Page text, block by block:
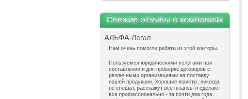
Свежие отзывы о компаниях
АЛЬФА-Легал
Нам очень помогли ребята из этой конторы.
Пользуемся юридическими услугами при
составлении и для проверке договоров с
различными организациями на поставку
нашей продукции. Хорошие юристы, никогда
не спешат, расскажут все нюансы и сделают
все профессионально - за почти два года